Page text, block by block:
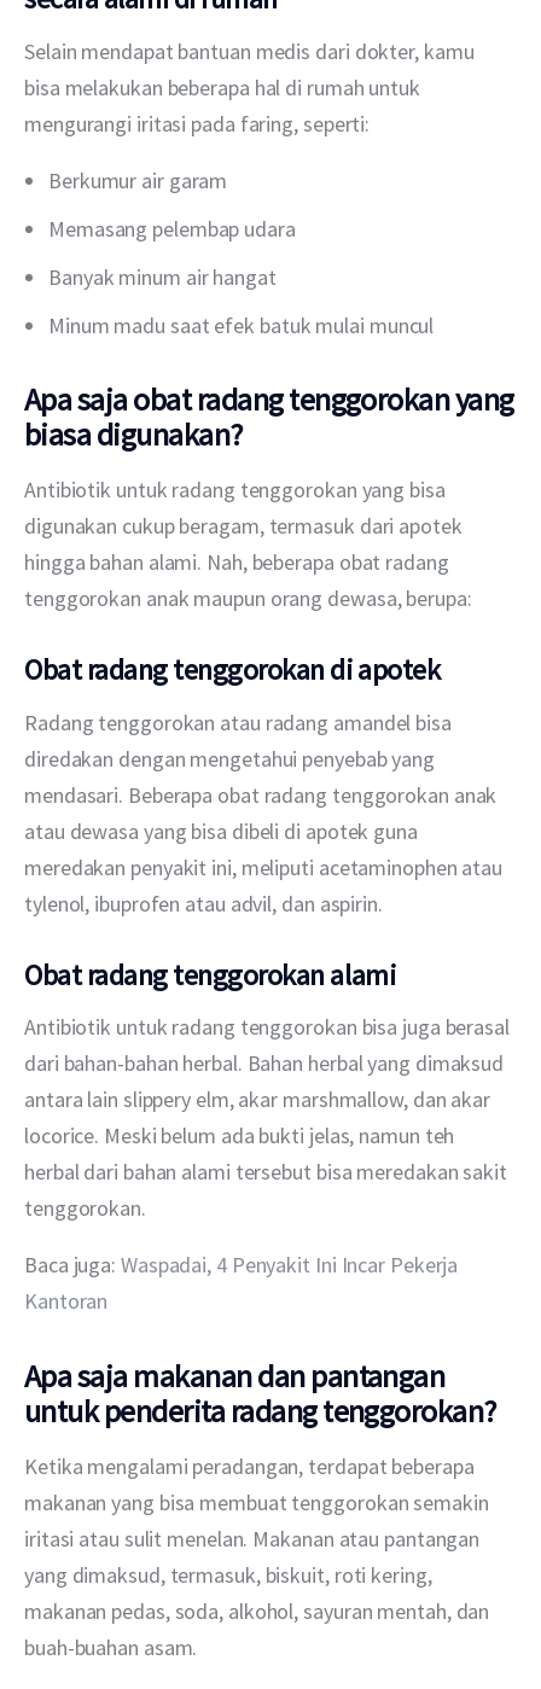
Selain mendapat bantuan medis dari dokter, kamu
bisa melakukan beberapa hal di rumah untuk
mengurangi iritasi pada faring, seperti:
Berkumur air garam
Memasang pelembap udara
Banyak minum air hangat
Minum madu saat efek batuk mulai muncul
Apa saja obat radang tenggorokan yang
biasa digunakan?
Antibiotik untuk radang tenggorokan yang bisa
digunakan cukup beragam, termasuk dari apotek
hingga bahan alami. Nah, beberapa obat radang
tenggorokan anak maupun orang dewasa, berupa:
Obat radang tenggorokan di apotek
Radang tenggorokan atau radang amandel bisa
diredakan dengan mengetahui penyebab yang
mendasari. Beberapa obat radang tenggorokan anak
atau dewasa yang bisa dibeli di apotek guna
meredakan penyakit ini, meliputi acetaminophen atau
tylenol, ibuprofen atau advil, dan aspirin.
Obat radang tenggorokan alami
Antibiotik untuk radang tenggorokan bisa juga berasal
dari bahan-bahan herbal. Bahan herbal yang dimaksud
antara lain slippery elm, akar marshmallow, dan akar
locorice. Meski belum ada bukti jelas, namun teh
herbal dari bahan alami tersebut bisa meredakan sakit
tenggorokan.
Baca juga: Waspadai, 4 Penyakit Ini Incar Pekerja
Kantoran
Apa saja makanan dan pantangan
untuk penderita radang tenggorokan?
Ketika mengalami peradangan, terdapat beberapa
makanan yang bisa membuat tenggorokan semakin
iritasi atau sulit menelan. Makanan atau pantangan
yang dimaksud, termasuk, biskuit, roti kering,
makanan pedas, soda, alkohol, sayuran mentah, dan
buah-buahan asam.